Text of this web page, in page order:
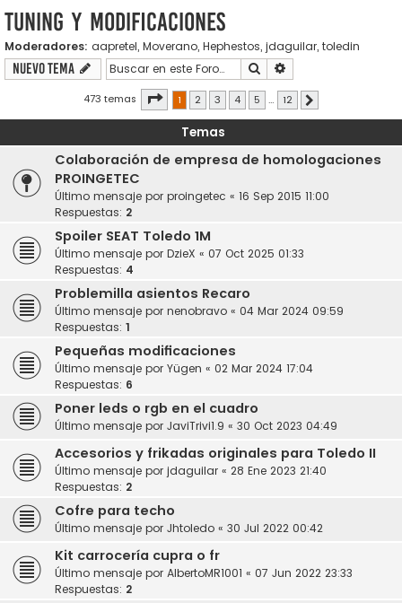
Tuning y modificaciones
Moderadores: aapretel, Moverano, Hephestos, jdaguilar, toledin
Nuevo Tema Buscar
473 temas Página de 12
1 2 3 4 5 … 12
Temas
Colaboración de empresa de homologaciones
PROINGETEC
Último mensaje por proingetec « 16 Sep 2015 11:00
Respuestas: 2
Spoiler SEAT Toledo 1M
Último mensaje por DzieX « 07 Oct 2025 01:33
Respuestas: 4
Problemilla asientos Recaro
Último mensaje por nenobravo « 04 Mar 2024 09:59
Respuestas: 1
Pequeñas modificaciones
Último mensaje por Yügen « 02 Mar 2024 17:04
Respuestas: 6
Poner leds o rgb en el cuadro
Último mensaje por JaviTrivi1.9 « 30 Oct 2023 04:49
Accesorios y frikadas originales para Toledo II
Último mensaje por jdaguilar « 28 Ene 2023 21:40
Respuestas: 2
Cofre para techo
Último mensaje por Jhtoledo « 30 Jul 2022 00:42
Kit carrocería cupra o fr
Último mensaje por AlbertoMR1001 « 07 Jun 2022 23:33
Respuestas: 2